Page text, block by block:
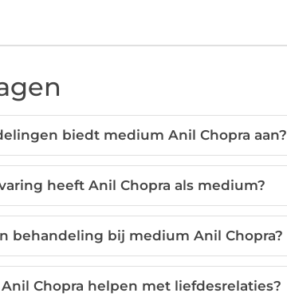
biedt medium Anil Chopra aan?
heeft Anil Chopra als medium?
behandeling bij medium Anil Chopra?
Chopra helpen met liefdesrelaties?